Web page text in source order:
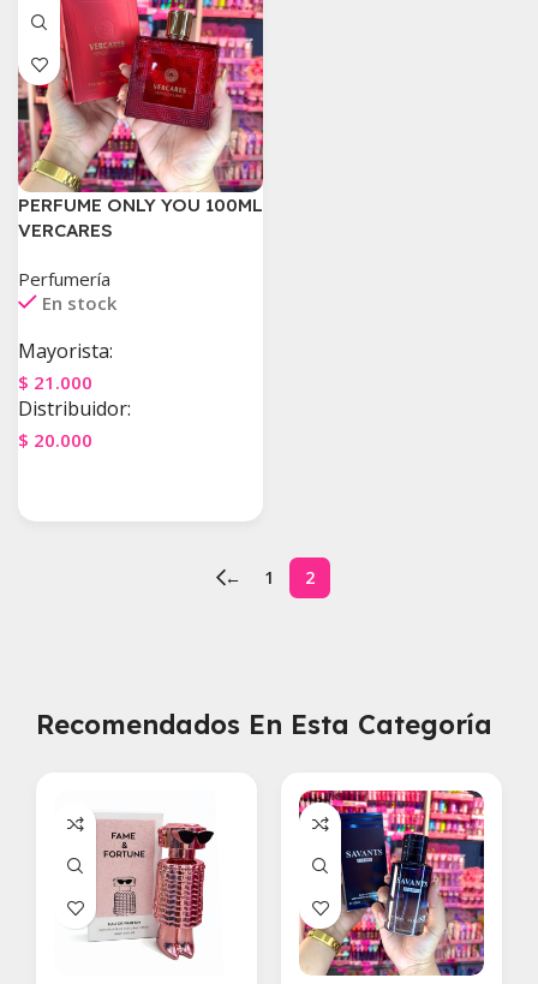
PERFUME ONLY YOU 100ML
VERCARES
Perfumería
En stock
Mayorista:
$ 21.000
Distribuidor:
$ 20.000
← 1 2
Recomendados En Esta Categoría